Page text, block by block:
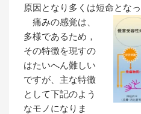
原因となり多くは短命とな
痛みの感覚は、
多様であるため，
その特徴を現すの
はたいへん難しい
ですが、主な特徴
として下記のよう
なモノになりま